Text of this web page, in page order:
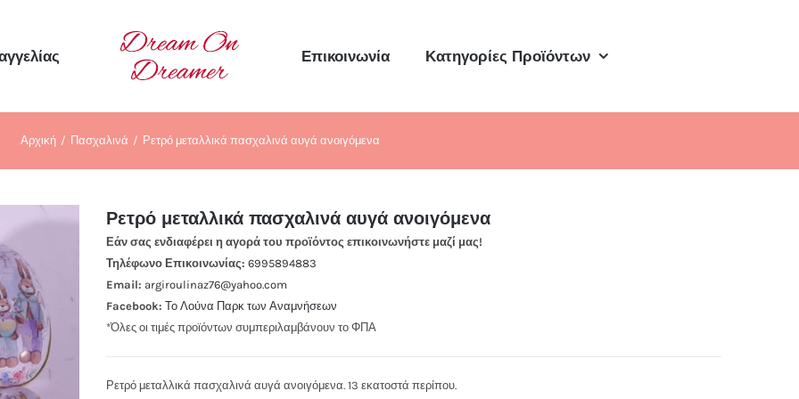
Επικοινωνία Κατηγορίες Προϊόντων
Αρχική Πασχαλινά Ρετρό μεταλλικά πασχαλινά αυγά ανοιγόμενα
Ρετρό μεταλλικά πασχαλινά αυγά ανοιγόμενα
Εάν σας ενδιαφέρει η αγορά του προϊόντος επικοινωνήστε μαζί μας!
Τηλέφωνο Επικοινωνίας: 6995894883
Email: argiroulinaz76@yahoo.com
Facebook: Το Λούνα Παρκ των Αναμνήσεων
*Όλες οι τιμές προϊόντων συμπεριλαμβάνουν το ΦΠΑ
Ρετρό μεταλλικά πασχαλινά αυγά ανοιγόμενα. 13 εκατοστά περίπου.